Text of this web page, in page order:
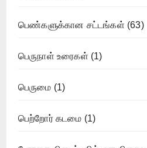
பெண்களுக்கான சட்டங்கள் (63)
பெருநாள் உரைகள் (1)
பெருமை (1)
பெற்றோர் கடமை (1)